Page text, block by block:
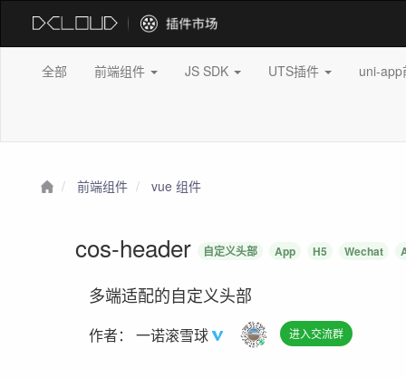
全部 前端组件 JS SDK UTS插件 uni-
前端组件 vue 组件
cos-header 自定义头部 App H5 Wechat
多端适配的自定义头部
作者：一诺滚雪球 进入交流群